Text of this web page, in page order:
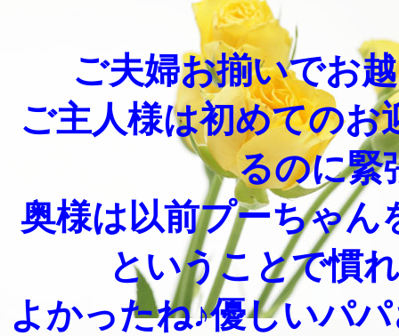
ご夫婦お揃いでお
ご主人様は初めての
るのに緊
奥様は以前プーちゃ
ということで慣
よかったね♪優しいパ